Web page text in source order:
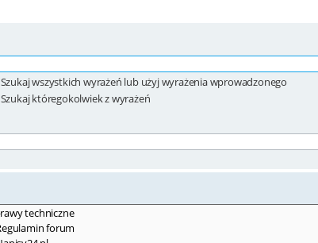
Szukaj wszystkich wyrażeń lub użyj wyrażenia wprowadzonego
Szukaj któregokolwiek z wyrażeń